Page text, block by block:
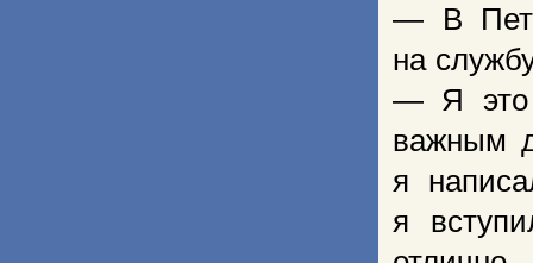
— В
на
— Я это
важным
я
я